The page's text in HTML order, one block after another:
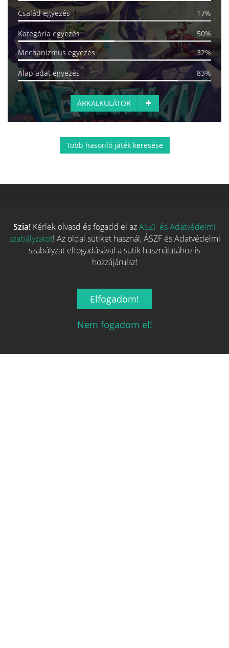
Család egyezés 17%
Kategória egyezés
50%
Mechanizmus egyezés
32%
Alap adat egyezés 83%
ÁRKALKULÁTOR
Több hasonló játék keresése
Magyarország társasjáték keresője!
Szia! Kérlek olvasd és fogadd el azÁSZF és Adatvédelmi
szabályzatot! Az oldal sütiket használ, ÁSZF és Adatvédelmi
szabályzat elfogadásával a sütik használatához is
hozzájárulsz!
Elfogadom!
Nem fogadom el!